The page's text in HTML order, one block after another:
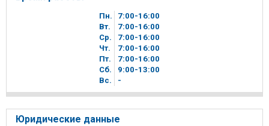
Пн. 7 00-16 00
Вт.
7 00-16 00
Ср.
7 00-16 00
Чт.
7 00-16 00
Пт.
7 00-16 00
Сб.
9 00-13 00
Вc.
-
Юридические данные